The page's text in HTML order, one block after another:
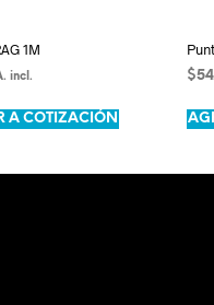
1M
incl.
A COTIZACIÓN
$